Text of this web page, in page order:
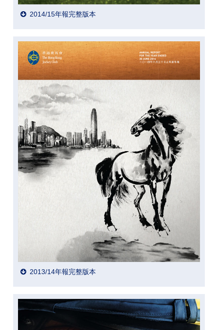
2014/15年報完整版本
2013/14年報完整版本